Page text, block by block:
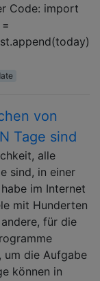
Code: import
von
Tage sind
alle
sind, in einer
im Internet
mit Hunderten
für die
um die Aufgabe
können in